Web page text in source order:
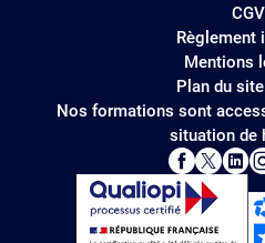
CGV
Règlement
Mentions
Plan du
Nos formations sont
situation de